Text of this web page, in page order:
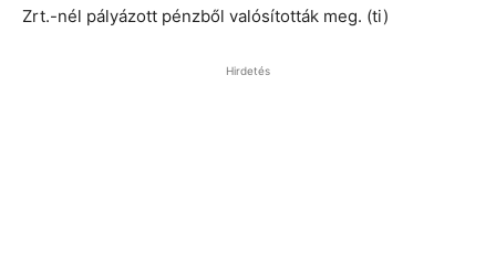
Zrt.-nél pályázott pénzből valósították meg. (ti)
Hirdetés